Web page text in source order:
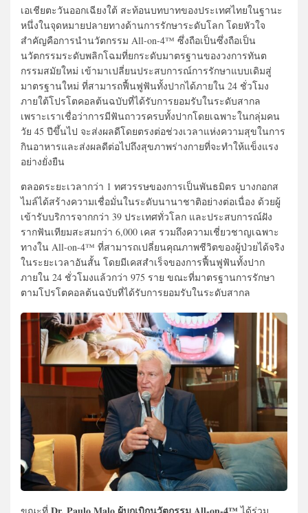
เอเชียตะวันออกเฉียงใต้ สะท้อนบทบาทของประเทศไทยในฐานะ
หนึ่งในจุดหมายปลายทางด้านการรักษาระดับโลก โดยหัวใจ
สำคัญคือการนำนวัตกรรม All-on-4™ ซึ่งถือเป็นซึ่งถือเป็น
นวัตกรรมระดับพลิกโฉมที่ยกระดับมาตรฐานของวงการทันต
กรรมสมัยใหม่ เข้ามาเปลี่ยนประสบการณ์การรักษาแบบเดิมสู่
มาตรฐานใหม่ ที่สามารถฟื้นฟูฟันทั้งปากได้ภายใน 24 ชั่วโมง
ภายใต้โปรโตคอลต้นฉบับที่ได้รับการยอมรับในระดับสากล
เพราะเราเชื่อว่าการมีฟันถาวรครบทั้งปากโดยเฉพาะในกลุ่มคน
วัย 45 ปีขึ้นไป จะส่งผลดีโดยตรงต่อช่วงเวลาแห่งความสุขในการ
กินอาหารและส่งผลดีต่อไปถึงสุขภาพร่างกายที่จะทำให้แข็งแรง
อย่างยั่งยืน
ตลอดระยะเวลากว่า 1 ทศวรรษของการเป็นพันธมิตร บางกอกส
ไมล์ได้สร้างความเชื่อมั่นในระดับนานาชาติอย่างต่อเนื่อง ด้วยผู้
เข้ารับบริการจากกว่า 39 ประเทศทั่วโลก และประสบการณ์ฝัง
รากฟันเทียมสะสมกว่า 6,000 เคส รวมถึงความเชี่ยวชาญเฉพาะ
ทางใน All-on-4™ ที่สามารถเปลี่ยนคุณภาพชีวิตของผู้ป่วยได้จริง
ในระยะเวลาอันสั้น โดยมีเคสสำเร็จของการฟื้นฟูฟันทั้งปาก
ภายใน 24 ชั่วโมงแล้วกว่า 975 ราย ขณะที่มาตรฐานการรักษา
ตามโปรโตคอลต้นฉบับที่ได้รับการยอมรับในระดับสากล